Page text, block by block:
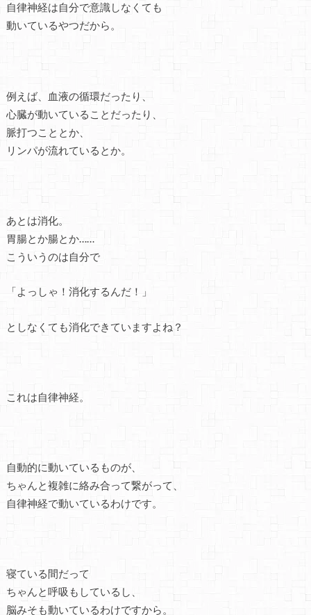
自律神経は自分で意識しなくても
動いているやつだから。
例えば、血液の循環だったり、
心臓が動いていることだったり、
脈打つこととか、
リンパが流れているとか。
あとは消化。
胃腸とか腸とか……
こういうのは自分で
「よっしゃ！消化するんだ！」
としなくても消化できていますよね？
これは自律神経。
自動的に動いているものが、
ちゃんと複雑に絡み合って繋がって、
自律神経で動いているわけです。
寝ている間だって
ちゃんと呼吸もしているし、
脳みそも動いているわけですから。